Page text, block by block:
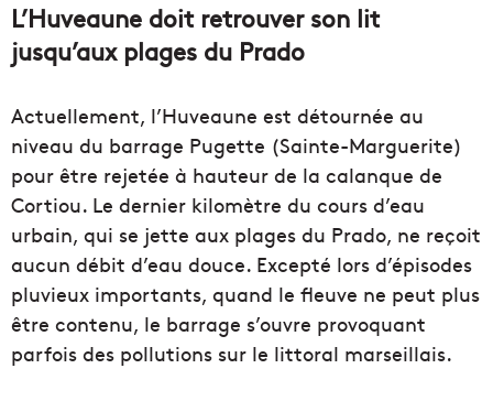
L’Huveaune doit retrouver son lit
jusqu’aux plages du Prado
Actuellement, l’Huveaune est détournée au
niveau du barrage Pugette (Sainte-Marguerite)
pour être rejetée à hauteur de la calanque de
Cortiou. Le dernier kilomètre du cours d’eau
urbain, qui se jette aux plages du Prado, ne reçoit
aucun débit d’eau douce. Excepté lors d’épisodes
pluvieux importants, quand le fleuve ne peut plus
être contenu, le barrage s’ouvre provoquant
parfois des pollutions sur le littoral marseillais.